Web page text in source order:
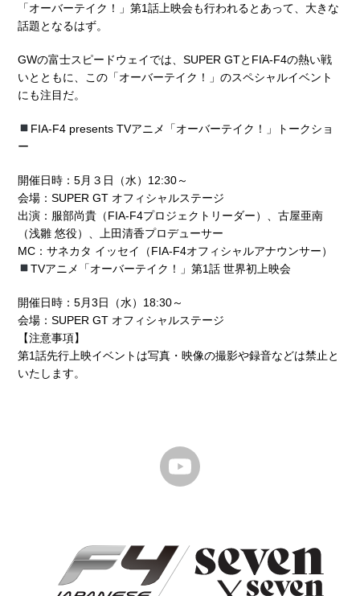
「オーバーテイク！」第1話上映会も行われるとあって、大きな
話題となるはず。
GWの富士スピードウェイでは、SUPER GTとFIA-F4の熱い戦
いとともに、この「オーバーテイク！」のスペシャルイベント
にも注目だ。
FIA-F4 presents TVアニメ「オーバーテイク！」トークショ
ー
開催日時：5月３日（水）12:30～
会場：SUPER GT オフィシャルステージ
出演：服部尚貴（FIA-F4プロジェクトリーダー）、古屋亜南
（浅雛 悠役）、上田清香プロデューサー
MC：サネカタ イッセイ（FIA-F4オフィシャルアナウンサー）
TVアニメ「オーバーテイク！」第1話 世界初上映会
開催日時：5月3日（水）18:30～
会場：SUPER GT オフィシャルステージ
【注意事項】
第1話先行上映イベントは写真・映像の撮影や録音などは禁止と
いたします。